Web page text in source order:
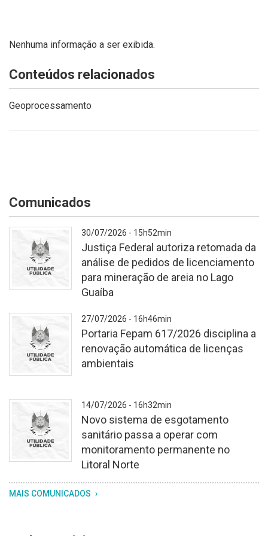
Nenhuma informação a ser exibida.
Conteúdos relacionados
Geoprocessamento
Comunicados
Fundo
branco
texturizado.
brasão
Grande
com
os
30/07/2026 - 15h52min
Justiça Federal autoriza retomada da
análise de pedidos de licenciamento
para mineração de areia no Lago
Guaíba
Fundo
branco
texturizado.
brasão
do
27/07/2026 - 16h46min
Portaria Fepam 617/2026 disciplina a
renovação automática de licenças
ambientais
Fundo
branco
14/07/2026 - 16h32min
Novo sistema de esgotamento
sanitário passa a operar com
monitoramento permanente no
Litoral Norte
MAIS COMUNICADOS